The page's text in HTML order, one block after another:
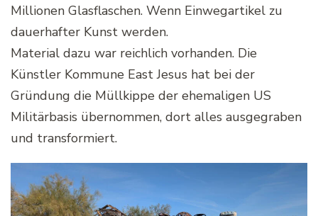
Millionen Glasflaschen. Wenn Einwegartikel zu
dauerhafter Kunst werden.
Material dazu war reichlich vorhanden. Die
Künstler Kommune East Jesus hat bei der
Gründung die Müllkippe der ehemaligen US
Militärbasis übernommen, dort alles ausgegraben
und transformiert.